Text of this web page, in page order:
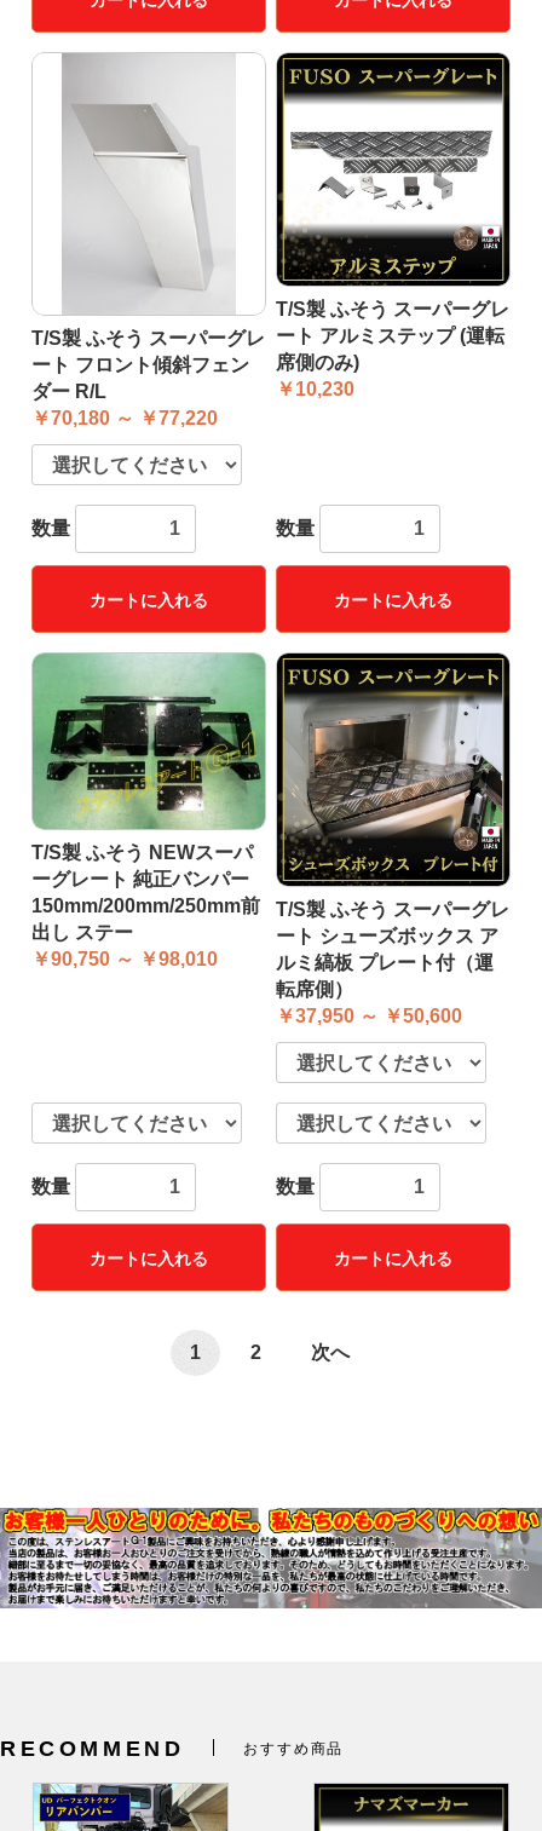
T/S製 ふそう スーパーグレ
ート フロント傾斜フェン
ダー R/L
￥70,180 ～ ￥77,220
数量
カートに入れる
T/S製 ふそう スーパーグレ
ート アルミステップ (運転
席側のみ)
￥10,230
数量
カートに入れる
T/S製 ふそう NEWスーパ
ーグレート 純正バンパー
150mm/200mm/250mm前
出し ステー
￥90,750 ～ ￥98,010
数量
カートに入れる
T/S製 ふそう スーパーグレ
ート シューズボックス ア
ルミ縞板 プレート付（運
転席側）
￥37,950 ～ ￥50,600
数量
カートに入れる
1 2 次へ
RECOMMEND おすすめ商品